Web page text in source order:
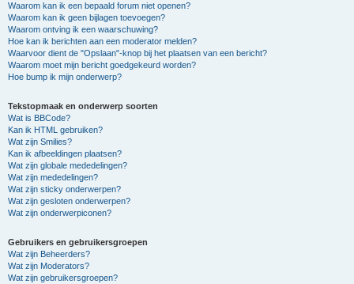
Waarom kan ik een bepaald forum niet openen?
Waarom kan ik geen bijlagen toevoegen?
Waarom ontving ik een waarschuwing?
Hoe kan ik berichten aan een moderator melden?
Waarvoor dient de "Opslaan"-knop bij het plaatsen van een bericht?
Waarom moet mijn bericht goedgekeurd worden?
Hoe bump ik mijn onderwerp?
Tekstopmaak en onderwerp soorten
Wat is BBCode?
Kan ik HTML gebruiken?
Wat zijn Smilies?
Kan ik afbeeldingen plaatsen?
Wat zijn globale mededelingen?
Wat zijn mededelingen?
Wat zijn sticky onderwerpen?
Wat zijn gesloten onderwerpen?
Wat zijn onderwerpiconen?
Gebruikers en gebruikersgroepen
Wat zijn Beheerders?
Wat zijn Moderators?
Wat zijn gebruikersgroepen?